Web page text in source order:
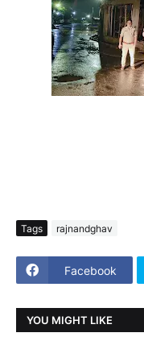
Tags rajnandghav
Facebook
YOU MIGHT LIKE